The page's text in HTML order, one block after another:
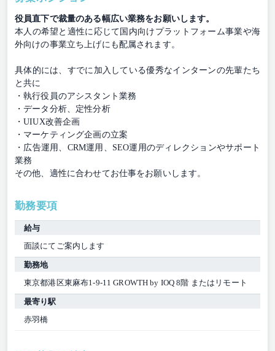
役員直下で裁量のある幅広い業務をお願いします。
本人の希望と適性に応じて国内向けプラットフォーム事業や海
外向けの事業立ち上げにも配属されます。
具体的には、すでに加入している優秀なインターンの先輩たち
と共に
・執行役員のアシスタント業務
・データ分析、定性分析
・UIUX改善企画
・マーケティング企画の立案
・広告運用、CRM運用、SEO運用のディレクションやサポート
業務
その他、適性に合わせてお仕事をお願いします。
勤務要項
給与
面談にてご案内します
勤務地
東京都港区東麻布1-9-11 GROWTH by IOQ 8階 またはリモート
最寄り駅
赤羽橋